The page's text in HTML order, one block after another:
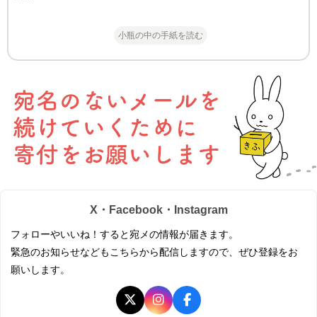
小瓶の中の手紙を読む
X・Facebook・Instagram
フォローやいいね！すると宛メの情報が届きます。
緊急のお知らせなどもこちらから配信しますので、ぜひ登録をお
願いします。